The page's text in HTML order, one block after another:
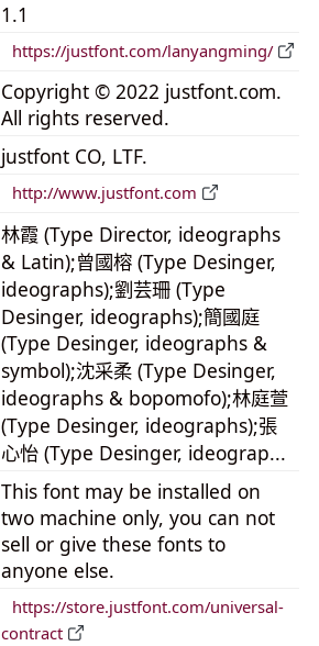
1.1
https://justfont.com/lanyangming/
Copyright © 2022 justfont.com.
All rights reserved.
justfont CO, LTF.
http://www.justfont.com
林霞 (Type Director, ideographs
& Latin);曾國榕 (Type Desinger,
ideographs);劉芸珊 (Type
Desinger, ideographs);簡國庭
(Type Desinger, ideographs &
symbol);沈采柔 (Type Desinger,
ideographs & bopomofo);林庭萱
(Type Desinger, ideographs);張
心怡 (Type Desinger, ideograp...
This font may be installed on
two machine only, you can not
sell or give these fonts to
anyone else.
https://store.justfont.com/universal-
contract